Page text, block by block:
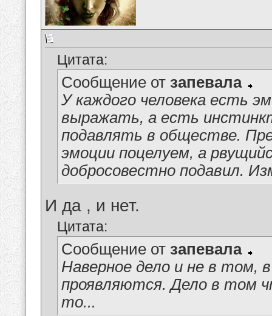
Цитата:
Сообщение от запевала
У каждого человека есть
выражать, а есть
подавлять в обществе.
эмоции поцелуем, а
добросовестно подавил.
И да , и нет.
Цитата:
Сообщение от запевала
Наверное дело и не в том,
проявляются. Дело в том
то...